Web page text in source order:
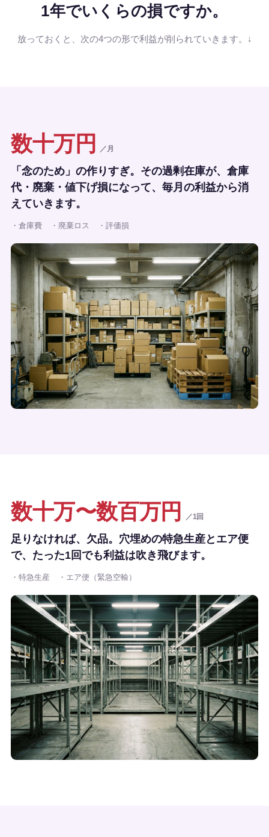
1年でいくらの損ですか。
放っておくと、次の4つの形で利益が削られていきます。↓
数十万円 ／月
「念のため」の作りすぎ。その過剰在庫が、倉庫
代・廃棄・値下げ損になって、毎月の利益から消
えていきます。
・倉庫費 ・廃棄ロス ・評価損
数十万〜数百万円 ／1回
足りなければ、欠品。穴埋めの特急生産とエア便
で、たった1回でも利益は吹き飛びます。
・特急生産 ・エア便（緊急空輸）